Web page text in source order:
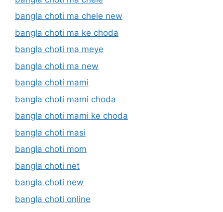
bangla choti ma chele new
bangla choti ma ke choda
bangla choti ma meye
bangla choti ma new
bangla choti mami
bangla choti mami choda
bangla choti mami ke choda
bangla choti masi
bangla choti mom
bangla choti net
bangla choti new
bangla choti online